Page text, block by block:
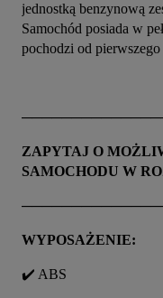
jednostką benzynową
Samochód posiada w
pochodzi od pierwszego
ZAPYTAJ O
SAMOCHODU W
WYPOSAŻENIE:
✔️ ABS